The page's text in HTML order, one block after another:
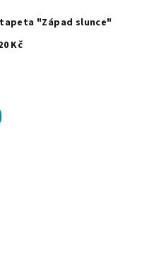
"Západ slunce"
Kč